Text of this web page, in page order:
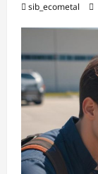
sib_ecometal